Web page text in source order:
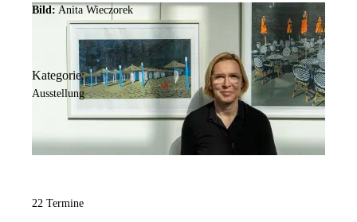
Bild: Anita Wieczorek
Kategorie:
Ausstellung
22 Termine